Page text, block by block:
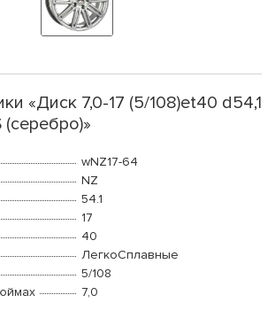
«Диск 7,0-17 (5/108)et40 d54,1
(серебро)»
wNZ17-64
NZ
54.1
17
40
ЛегкоСплавные
5/108
7,0